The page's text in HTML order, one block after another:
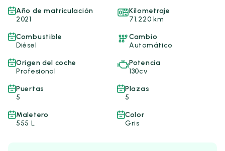
Año de matriculación
2021
Kilometraje
71.220 km
Combustible
Diésel
Cambio
Automático
Origen del coche
Profesional
Potencia
130cv
Puertas
5
Plazas
5
Maletero
555 L
Color
Gris